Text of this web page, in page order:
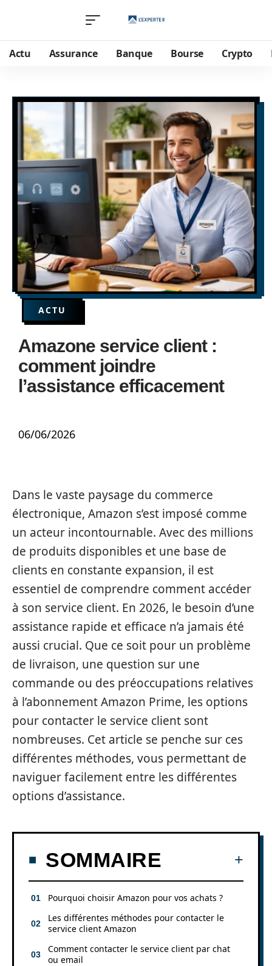
Actu Assurance Banque Bourse Crypto
ACTU
Amazone service client :
comment joindre
l’assistance efficacement
06/06/2026
Dans le vaste paysage du commerce
électronique, Amazon s’est imposé comme
un acteur incontournable. Avec des millions
de produits disponibles et une base de
clients en constante expansion, il est
essentiel de comprendre comment accéder
à son service client. En 2026, le besoin d’une
assistance rapide et efficace n’a jamais été
aussi crucial. Que ce soit pour un problème
de livraison, une question sur une
commande ou des préoccupations relatives
à l’abonnement Amazon Prime, les options
pour contacter le service client sont
nombreuses. Cet article se penche sur ces
différentes méthodes, vous permettant de
naviguer facilement entre les différentes
options d’assistance.
SOMMAIRE
Pourquoi choisir Amazon pour vos achats ?
Les différentes méthodes pour contacter le
service client Amazon
Comment contacter le service client par chat
ou email